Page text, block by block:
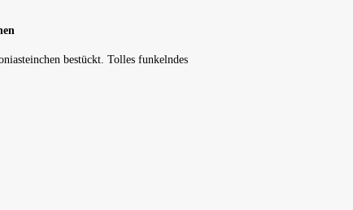
bestückt. Tolles funkelndes